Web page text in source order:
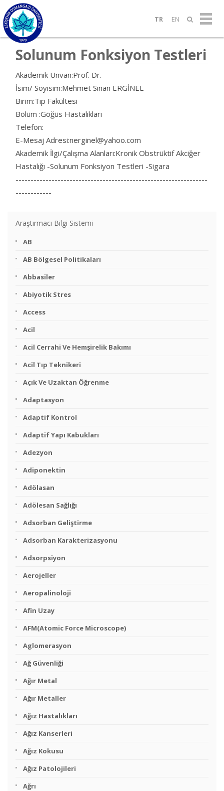
TR EN
Solunum Fonksiyon Testleri
Akademik Unvan:Prof. Dr.
İsim/ Soyisim:Mehmet Sinan ERGİNEL
Birim:Tıp Fakültesi
Bölüm :Göğüs Hastalıkları
Telefon:
E-Mesaj Adresi:nerginel@yahoo.com
Akademik İlgi/Çalışma Alanları:Kronik Obstrüktif Akciğer
Hastalığı -Solunum Fonksiyon Testleri -Sigara
----------------------------------------------------------------
------------
Araştırmacı Bilgi Sistemi
AB
AB Bölgesel Politikaları
Abbasiler
Abiyotik Stres
Access
Acil
Acil Cerrahi Ve Hemşirelik Bakımı
Acil Tıp Teknikeri
Açık Ve Uzaktan Öğrenme
Adaptasyon
Adaptif Kontrol
Adaptif Yapı Kabukları
Adezyon
Adiponektin
Adölasan
Adölesan Sağlığı
Adsorban Geliştirme
Adsorban Karakterizasyonu
Adsorpsiyon
Aerojeller
Aeropalinoloji
Afin Uzay
AFM(Atomic Force Microscope)
Aglomerasyon
Ağ Güvenliği
Ağır Metal
Ağır Metaller
Ağız Hastalıkları
Ağız Kanserleri
Ağız Kokusu
Ağız Patolojileri
Ağrı